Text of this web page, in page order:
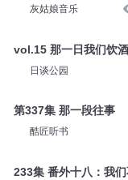
灰姑娘音乐
vol.15 那一日我们饮
日谈公园
第337集 那一段往事
酷匠听书
233集 番外十八：我